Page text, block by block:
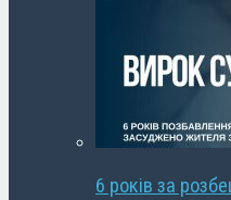
6 років за